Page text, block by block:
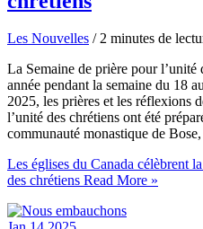
Les Nouvelles /2 minutes de
La Semaine de prière pour l’unité
année pendant la semaine du 18
2025, les prières et les réflexions
l’unité des chrétiens ont été
communauté monastique de
Les églises du Canada célèbrent
des chrétiens Read More »